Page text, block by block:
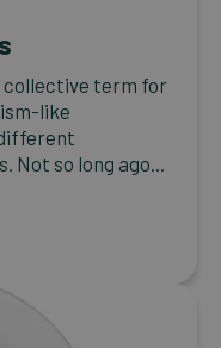
collective term for
like
so long ago...